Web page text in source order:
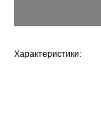
Характеристики: